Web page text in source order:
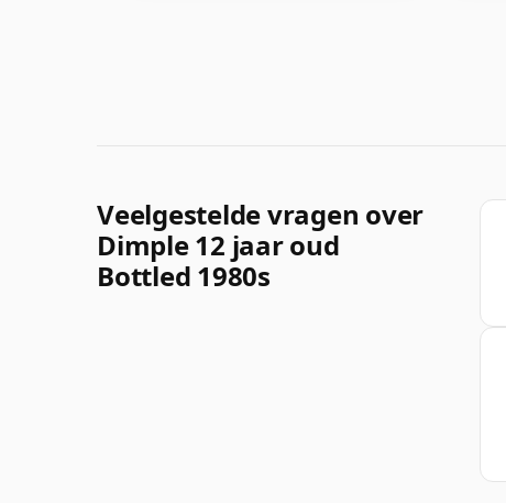
Veelgestelde vragen over
Dimple 12 jaar oud
Bottled 1980s